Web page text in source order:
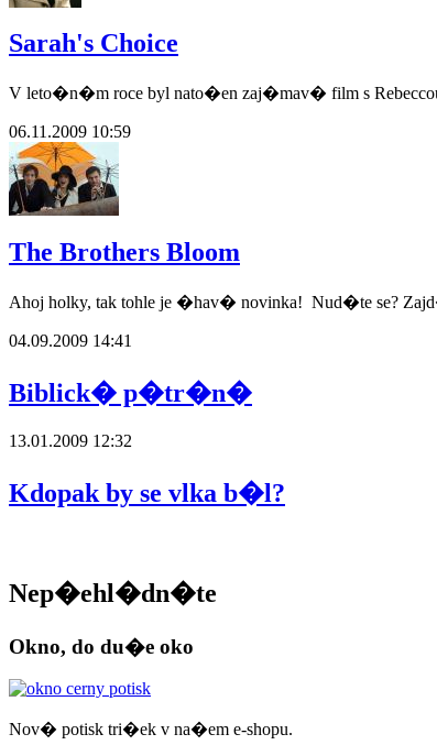
Sarah's Choice
V leto�n�m roce byl nato�en zaj�mav� film s
06.11.2009 10:59
The Brothers Bloom
Ahoj holky, tak tohle je �hav� novinka! Nud�te se?
04.09.2009 14:41
Biblick� p�tr�n�
13.01.2009 12:32
Kdopak by se vlka b�l?
Nep�ehl�dn�te
Okno, do du�e oko
Nov� potisk tri�ek v na�em e-shopu.